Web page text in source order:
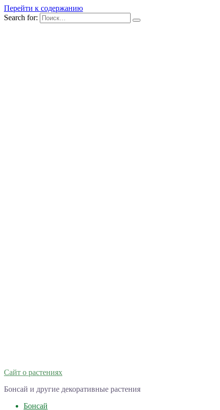
Перейти к содержанию
Search for:
Сайт о растениях
Бонсай и другие декоративные растения
Бонсай